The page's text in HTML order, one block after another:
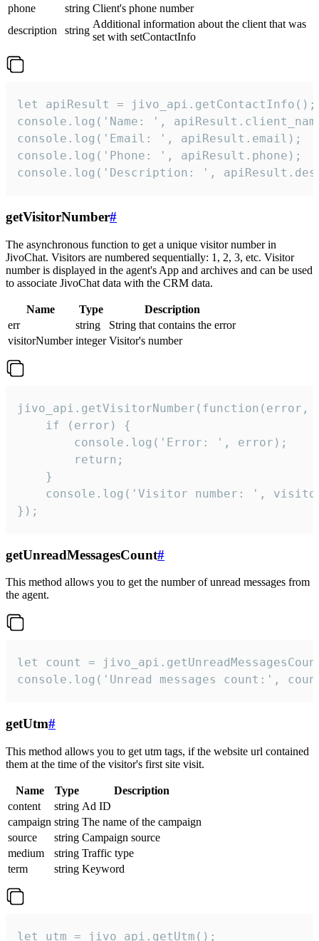
phone
string Client's phone number
description
string
Additional information about the client that was
set with setContactInfo
let apiResult = jivo_api.getContactInfo();
console.log('Name: ',
console.log('Email: ', apiResult.email);
console.log('Phone: ', apiResult.phone);
console.log('Description: ',
getVisitorNumber#
The asynchronous function to get a unique visitor number in
JivoChat. Visitors are numbered sequentially: 1, 2, 3, etc. Visitor
number is displayed in the agent's App and archives and can be used
to associate JivoChat data with the CRM data.
Name Type
Description
err
string
String that contains the error
visitorNumber integer Visitor's number
jivo_api.getVisitorNumber(function(error,
    if (error) {
        console.log('Error: ', error);
        return;
    }
console.log('Visitor number: ',
});
getUnreadMessagesCount#
This method allows you to get the number of unread messages from
the agent.
let count =
console.log('Unread messages count:',
getUtm#
This method allows you to get utm tags, if the website url contained
them at the time of the visitor's first site visit.
Name Type
Description
content
string Ad ID
campaign string The name of the campaign
source
string Campaign source
medium
string Traffic type
term
string Keyword
let utm = jivo_api.getUtm();